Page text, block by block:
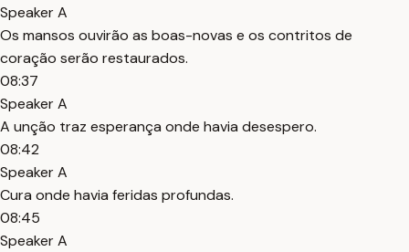
Speaker A
Os mansos ouvirão as boas-novas e os contritos de
coração serão restaurados.
08:37
Speaker A
A unção traz esperança onde havia desespero.
08:42
Speaker A
Cura onde havia feridas profundas.
08:45
Speaker A